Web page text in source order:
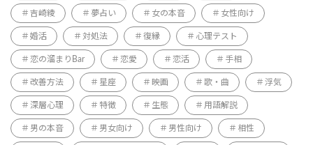
吉崎綾 夢占い 女の本音 女性向け
婚活 対処法 復縁 心理テスト
恋の溜まりBar 恋愛 恋活 手相
改善方法 星座 映画 歌・曲 浮気
深層心理 特徴 生態 用語解説
男の本音 男女向け 男性向け 相性